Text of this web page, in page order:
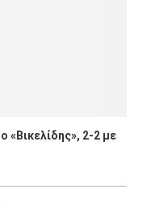
«Βικελίδης», 2-2 με